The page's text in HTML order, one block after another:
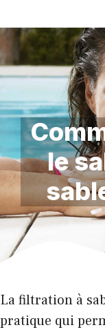
au
contenu
le
La filtration à
pratique qui